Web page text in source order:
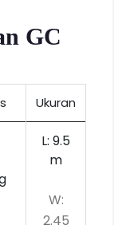
GC
Ukuran
L: 9.5
m
W:
2.45